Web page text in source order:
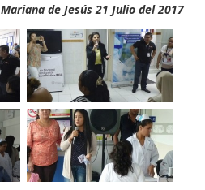
de Jesús 21 Julio del 2017